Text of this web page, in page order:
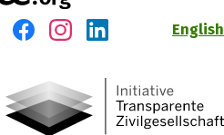
English